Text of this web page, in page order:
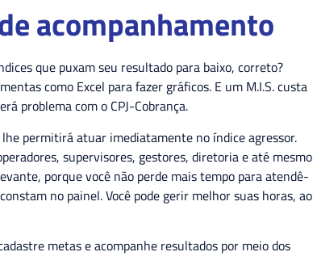
acompanhamento
que puxam seu resultado para baixo, correto?
como Excel para fazer gráficos. E um M.I.S. custa
problema com o CPJ-Cobrança.
permitirá atuar imediatamente no índice agressor.
supervisores, gestores, diretoria e até mesmo
porque você não perde mais tempo para atendê-
no painel. Você pode gerir melhor suas horas, ao
metas e acompanhe resultados por meio dos